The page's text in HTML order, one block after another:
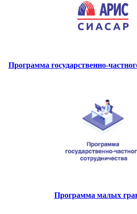
Программа государственно-
Программа малых